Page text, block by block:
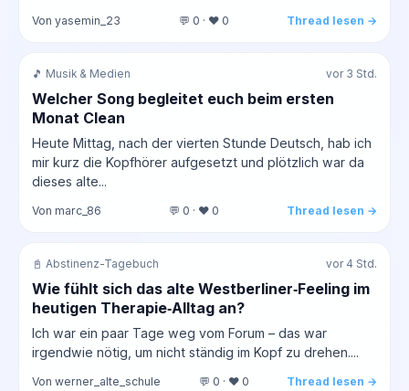
Von yasemin_23 💬 0 · ❤️ 0 Thread lesen →
🎵 Musik & Medien vor 3 Std.
Welcher Song begleitet euch beim ersten
Monat Clean
Heute Mittag, nach der vierten Stunde Deutsch, hab ich
mir kurz die Kopfhörer aufgesetzt und plötzlich war da
dieses alte...
Von marc_86 💬 0 · ❤️ 0 Thread lesen →
📓 Abstinenz-Tagebuch vor 4 Std.
Wie fühlt sich das alte Westberliner‑Feeling im
heutigen Therapie‑Alltag an?
Ich war ein paar Tage weg vom Forum – das war
irgendwie nötig, um nicht ständig im Kopf zu drehen....
Von werner_alte_schule 💬 0 · ❤️ 0 Thread lesen →